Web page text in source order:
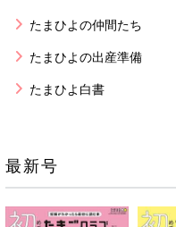
たまひよの仲間たち
たまひよの出産準備
たまひよ白書
最新号